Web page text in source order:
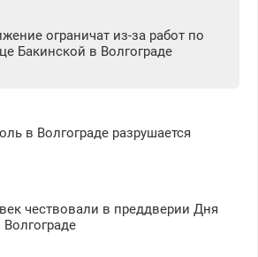
ограничат из-за работ по
Бакинской в Волгограде
в Волгограде разрушается
чествовали в преддверии Дня